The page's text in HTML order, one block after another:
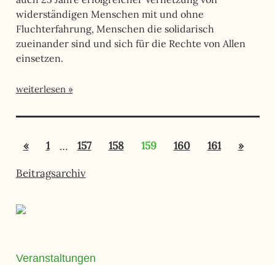
widerständigen Menschen mit und ohne
Fluchterfahrung, Menschen die solidarisch
zueinander sind und sich für die Rechte von Allen
einsetzen.
weiterlesen
Seitennummerierung
Beiträge
«Vorherige
1 … 157 158 159 160 161 »
Beitragsarchiv
Veranstaltungen